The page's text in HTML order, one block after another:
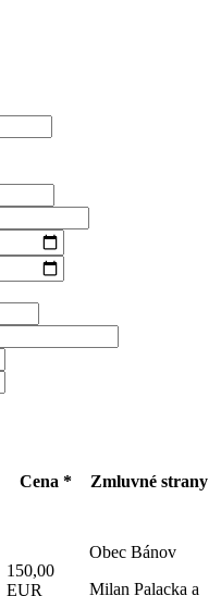
Cena * Zmluvné strany
150,00
EUR
Obec Bánov
Milan Palacka a